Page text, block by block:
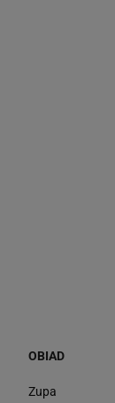
OBIAD
Zupa